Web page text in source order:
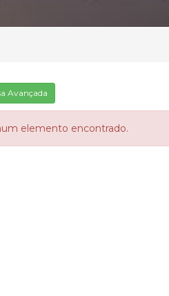
Avançada
elemento encontrado.